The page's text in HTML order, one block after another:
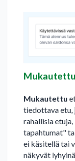
Mukautettu
Mukautettu
tiedottava etu,
rahallisia
tapahtumat"
ei käsitellä tai
näkyvät